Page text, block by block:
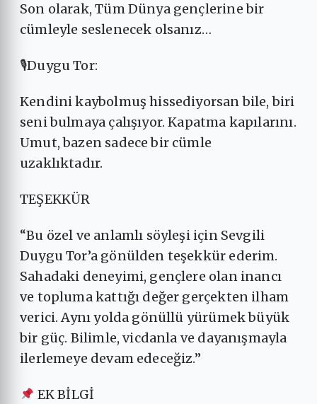
Son olarak, Tüm Dünya gençlerine bir
cümleyle seslenecek olsanız…
🎙Duygu Tor:
Kendini kaybolmuş hissediyorsan bile, biri
seni bulmaya çalışıyor. Kapatma kapılarını.
Umut, bazen sadece bir cümle
uzaklıktadır.
TEŞEKKÜR
“Bu özel ve anlamlı söyleşi için Sevgili
Duygu Tor’a gönülden teşekkür ederim.
Sahadaki deneyimi, gençlere olan inancı
ve topluma kattığı değer gerçekten ilham
verici. Aynı yolda gönüllü yürümek büyük
bir güç. Bilimle, vicdanla ve dayanışmayla
ilerlemeye devam edeceğiz.”
EK BİLGİ